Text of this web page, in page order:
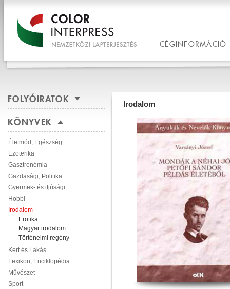
CÉGINFORMÁCIÓ
FOLYÓIRATOK
KÖNYVEK
Életmód, Egészség
Ezoterika
Gasztronómia
Gazdasági, Politika
Gyermek- és ifjúsági
Hobbi
Irodalom
Erotika
Magyar irodalom
Történelmi regény
Kert és Lakás
Lexikon, Enciklopédia
Művészet
Sport
Irodalom